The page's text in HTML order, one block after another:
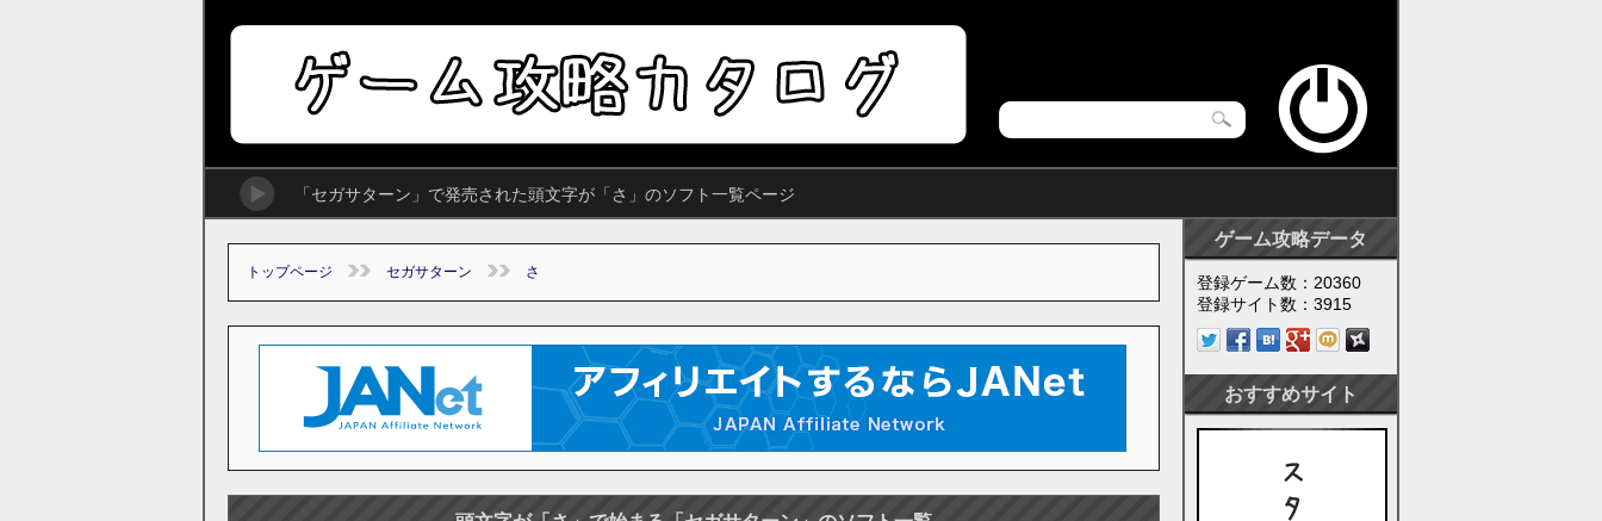
「セガサターン」で発売された頭文字が「さ」のソフト一覧ページ
トップページ セガサターン さ
ゲーム攻略データ
登録ゲーム数：20360
登録サイト数：3915
おすすめサイト